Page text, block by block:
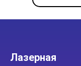
Лазерная